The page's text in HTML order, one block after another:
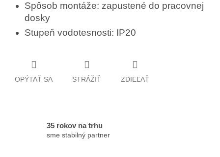
Spôsob montáže: zapustené do pracovnej
dosky
Stupeň vodotesnosti: IP20
OPÝTAŤ SA STRÁŽIŤ ZDIEĽAŤ
35 rokov na trhu
sme stabilný partner